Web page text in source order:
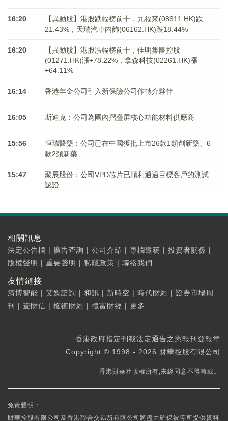
16:20
【異動股】港股跌幅榜前十，九福來(08611.HK)跌
21.43%，天瑞汽車内飾(06162.HK)跌18.44%
16:20
【異動股】港股漲幅榜前十，佳明集團控股
(01271.HK)漲+78.22%，拿森科技(02261.HK)漲
+64.11%
16:14 香港年金公司引入新保險公司作轉介夥伴
16:05 斯迪克：公司為國內摺疊屏核心功能材料供應商
15:56
恒瑞醫藥：公司已在中國獲批上市26款1類創新藥、6
款2類新藥
15:47
聚辰股份：公司VPD芯片已順利通過目標客戶的測試
認證
相關訊息
法定公告欄 | 廣告查詢 | 公司介紹 | 專欄邀稿 | 投資者關係 |
版權聲明 | 重要聲明 | 私隱政策 | 聯絡我們
友情鏈接
清博智能 | 艾媒諮詢 | 和訊 | 新時空 | 時代財經 | 證券市場周
刊
| 壹財信 | 權衡財經 | 攬富財經 | 更多...
香港政府指定刊載法定通告之憲報刊登報章
Copyright © 1998 - 2026 財華控股有限公司
香港財華社版權所有,未經同意不得轉載。
免責聲明：
財華控股有限公司及香港聯合交易所有限公司將盡力確保彼等所提供資料